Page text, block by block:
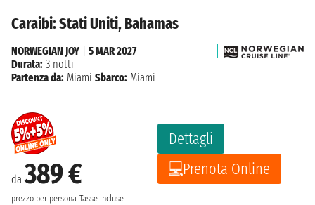
Caraibi: Stati Uniti, Bahamas
da389 €
prezzo per persona Tasse incluse
Dettagli
Prenota Online
NORWEGIAN JOY
5 MAR 2027
Durata: 3 notti
Partenza da: Miami Sbarco: Miami